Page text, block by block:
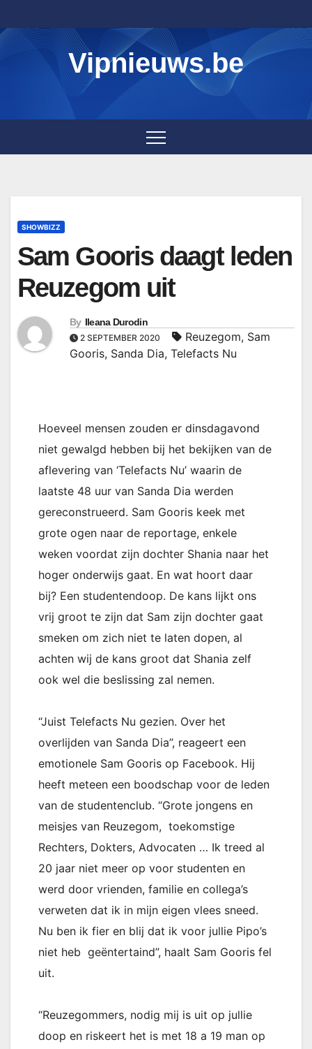
to
content
Vipnieuws.be
SHOWBIZZ
Sam Gooris daagt leden
Reuzegom uit
By Ileana Durodin
2 SEPTEMBER 2020 Reuzegom, Sam
Gooris, Sanda Dia, Telefacts Nu
Hoeveel mensen zouden er dinsdagavond
niet gewalgd hebben bij het bekijken van de
aflevering van ‘Telefacts Nu’ waarin de
laatste 48 uur van Sanda Dia werden
gereconstrueerd. Sam Gooris keek met
grote ogen naar de reportage, enkele
weken voordat zijn dochter Shania naar het
hoger onderwijs gaat. En wat hoort daar
bij? Een studentendoop. De kans lijkt ons
vrij groot te zijn dat Sam zijn dochter gaat
smeken om zich niet te laten dopen, al
achten wij de kans groot dat Shania zelf
ook wel die beslissing zal nemen.
“Juist Telefacts Nu gezien. Over het
overlijden van Sanda Dia”, reageert een
emotionele Sam Gooris op Facebook. Hij
heeft meteen een boodschap voor de leden
van de studentenclub. “Grote jongens en
meisjes van Reuzegom, toekomstige
Rechters, Dokters, Advocaten … Ik treed al
20 jaar niet meer op voor studenten en
werd door vrienden, familie en collega’s
verweten dat ik in mijn eigen vlees sneed.
Nu ben ik fier en blij dat ik voor jullie Pipo’s
niet heb geëntertaind”, haalt Sam Gooris fel
uit.
“Reuzegommers, nodig mij is uit op jullie
doop en riskeert het is met 18 a 19 man op